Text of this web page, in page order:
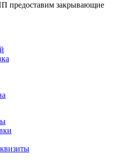
предоставим закрывающие